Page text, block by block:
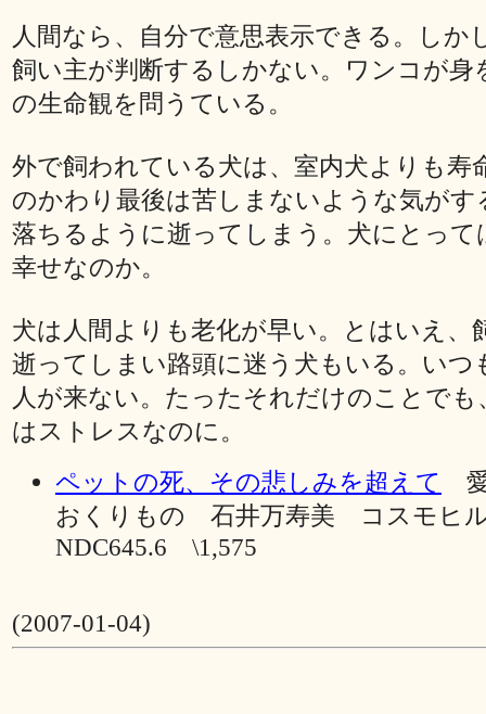
人間なら、自分で意思表示できる。しか
飼い主が判断するしかない。ワンコが身
の生命観を問うている。
外で飼われている犬は、室内犬よりも寿
のかわり最後は苦しまないような気がす
落ちるように逝ってしまう。犬にとって
幸せなのか。
犬は人間よりも老化が早い。とはいえ、
逝ってしまい路頭に迷う犬もいる。いつ
人が来ない。たったそれだけのことで
はストレスなのに。
ペットの死、その悲しみを超えて
おくりもの 石井万寿美 コスモ
NDC645.6 \1,575
(2007-01-04)